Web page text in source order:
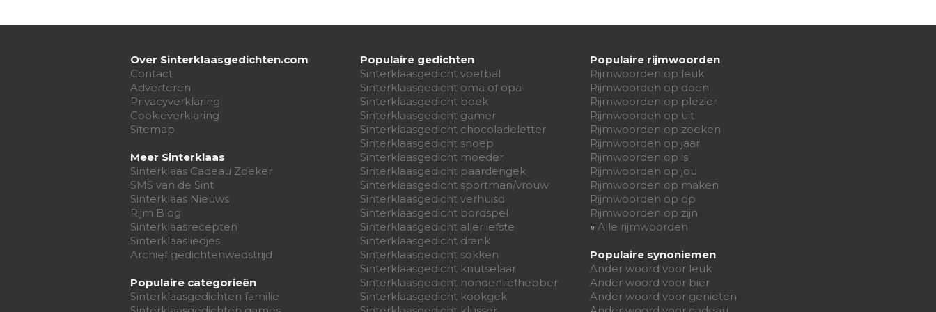
Over Sinterklaasgedichten.com
Contact
Adverteren
Privacyverklaring
Cookieverklaring
Sitemap
Meer Sinterklaas
Sinterklaas Cadeau Zoeker
SMS van de Sint
Sinterklaas Nieuws
Rijm Blog
Sinterklaasrecepten
Sinterklaasliedjes
Archief gedichtenwedstrijd
Populaire categorieën
Sinterklaasgedichten familie
Populaire gedichten
Sinterklaasgedicht voetbal
Sinterklaasgedicht oma of opa
Sinterklaasgedicht boek
Sinterklaasgedicht gamer
Sinterklaasgedicht chocoladeletter
Sinterklaasgedicht snoep
Sinterklaasgedicht moeder
Sinterklaasgedicht paardengek
Sinterklaasgedicht sportman/vrouw
Sinterklaasgedicht verhuisd
Sinterklaasgedicht bordspel
Sinterklaasgedicht allerliefste
Sinterklaasgedicht drank
Sinterklaasgedicht sokken
Sinterklaasgedicht knutselaar
Sinterklaasgedicht hondenliefhebber
Sinterklaasgedicht kookgek
Populaire rijmwoorden
Rijmwoorden op leuk
Rijmwoorden op doen
Rijmwoorden op plezier
Rijmwoorden op uit
Rijmwoorden op zoeken
Rijmwoorden op jaar
Rijmwoorden op is
Rijmwoorden op jou
Rijmwoorden op maken
Rijmwoorden op op
Rijmwoorden op zijn
» Alle rijmwoorden
Populaire synoniemen
Ander woord voor leuk
Ander woord voor bier
Ander woord voor genieten